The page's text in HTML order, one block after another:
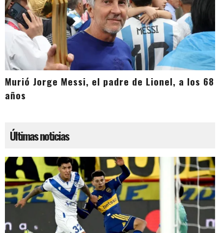
Murió Jorge Messi, el padre de Lionel, a los 68
años
Últimas noticias